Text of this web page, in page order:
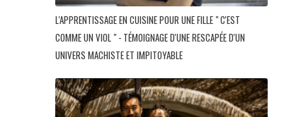
L'APPRENTISSAGE EN CUISINE POUR UNE FILLE " C'EST
COMME UN VIOL " - TÉMOIGNAGE D'UNE RESCAPÉE D'UN
UNIVERS MACHISTE ET IMPITOYABLE